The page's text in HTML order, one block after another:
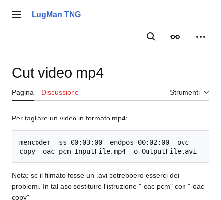
Menu principale
LugMan TNG
RicercaAspetto
Cut video mp4
Pagina Discussione Strumenti
Per tagliare un video in formato mp4:
mencoder -ss 00:03:00 -endpos 00:02:00 -ovc
copy -oac pcm InputFile.mp4 -o OutputFile.avi
Nota: se il filmato fosse un .avi potrebbero esserci dei
problemi. In tal aso sostituire l'istruzione "-oac pcm" con "-oac
copy"